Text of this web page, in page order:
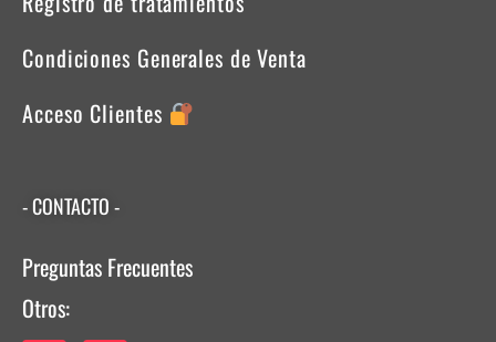
Condiciones Generales de Venta
Acceso Clientes
- CONTACTO -
Preguntas Frecuentes
Otros: